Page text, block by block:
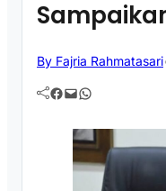
By Fajria Rahmatasari
Facebook Mail WhatsApp